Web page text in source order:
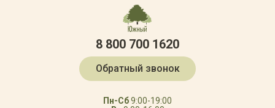
8 800 700 1620
Обратный звонок
Пн-Сб9:00-19:00